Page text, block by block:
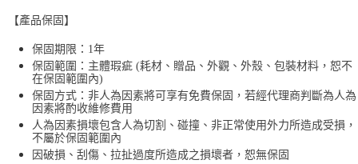
【產品保固】
保固期限：1年
保固範圍：主體瑕疵 (耗材、贈品、外觀、外殼、包裝材料，恕不
在保固範圍內)
保固方式：非人為因素將可享有免費保固，若經代理商判斷為人為
因素將酌收維修費用
人為因素損壞包含人為切割、碰撞、非正常使用外力所造成受損，
不屬於保固範圍內
因破損、刮傷、拉扯過度所造成之損壞者，恕無保固